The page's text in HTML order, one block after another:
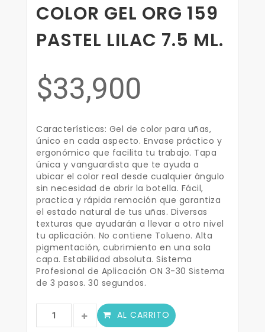
COLOR GEL ORG 159
PASTEL LILAC 7.5 ML.
$33,900
Características: Gel de color para uñas,
único en cada aspecto. Envase práctico y
ergonómico que facilita tu trabajo. Tapa
única y vanguardista que te ayuda a
ubicar el color real desde cualquier ángulo
sin necesidad de abrir la botella. Fácil,
practica y rápida remoción que garantiza
el estado natural de tus uñas. Diversas
texturas que ayudarán a llevar a otro nivel
tu aplicación. No contiene Tolueno. Alta
pigmentación, cubrimiento en una sola
capa. Estabilidad absoluta. Sistema
Profesional de Aplicación ON 3-30 Sistema
de 3 pasos. 30 segundos.
AL CARRITO